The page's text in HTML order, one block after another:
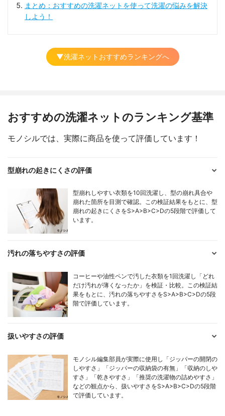
まとめ：おすすめの洗濯ネットを使って洗濯の悩みを解決
しよう！
▼洗濯ネットおすすめランキングへ
おすすめの洗濯ネットのランキング基準
モノシルでは、実際に商品を使って評価しています！
型崩れの起きにくさの評価
型崩れしやすい衣類を10回洗濯し、型の崩れ具合や
崩れた箇所を目測で確認。この検証結果をもとに、型
崩れの起きにくさをS>A>B>C>Dの5段階で評価して
います。
汚れの落ちやすさの評価
コーヒーや油性ペンで汚した衣類を1回洗濯し「どれ
だけ汚れが薄くなったか」を検証・比較。この検証結
果をもとに、汚れの落ちやすさをS>A>B>C>Dの5段
階で評価しています。
扱いやすさの評価
モノシル編集部員が実際に使用し「ジッパーの開閉の
しやすさ」「ジッパーの収納袋の有無」「収納のしや
すさ」「乾きやすさ」「推奨の洗濯物の詰めやすさ」
などの観点から、扱いやすさをS>A>B>C>Dの5段階
で評価しています。